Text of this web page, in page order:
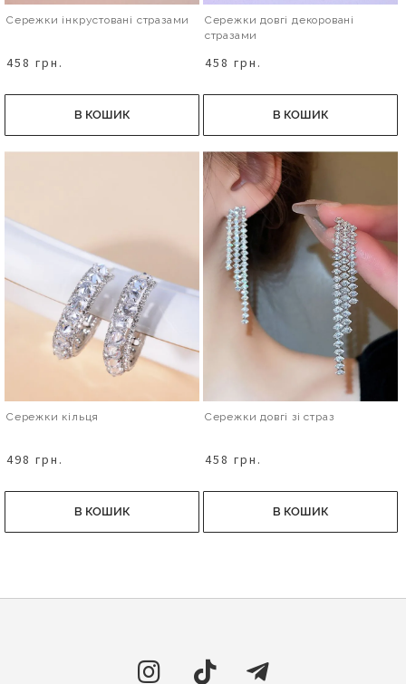
Сережки інкрустовані стразами
458 грн.
В КОШИК
Сережки довгі декоровані
стразами
458 грн.
В КОШИК
Сережки кільця
498 грн.
В КОШИК
Сережки довгі зі страз
458 грн.
В КОШИК